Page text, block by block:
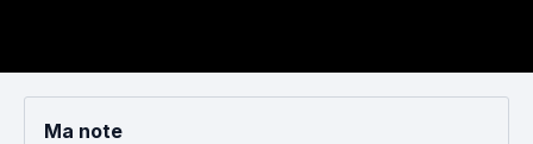
Ma note